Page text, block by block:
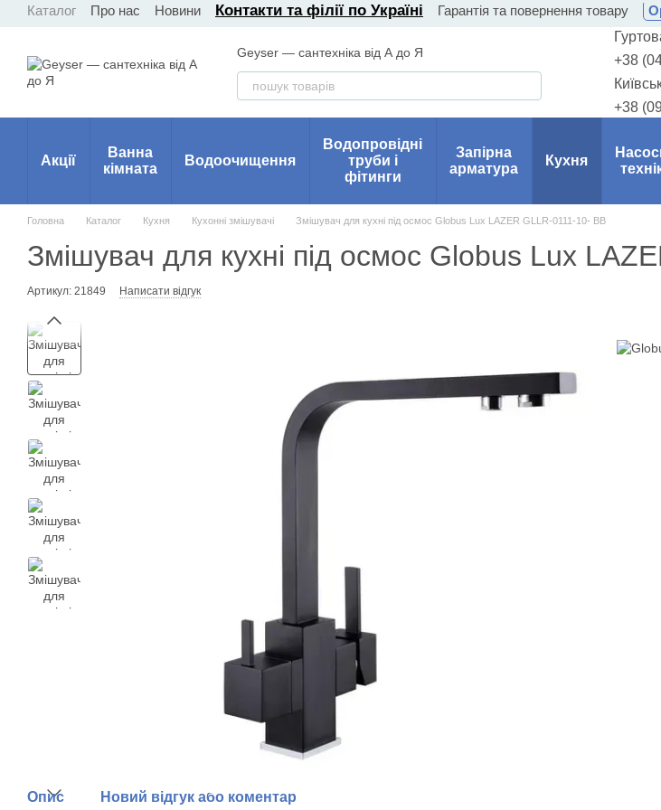
Перейти до основного контенту
Каталог Про нас Новини Контакти та філії по Україні Гарантія та повернення товару
Geyser — сантехніка від А до Я
+38
+38
Акції
Ванна
кімната
Водоочищення
Водопровідні
труби і
фітинги
Запірна
арматура
Кухня
Головна Каталог Кухня Кухонні змішувачі Змішувач для кухні під осмос Globus Lux LAZER GLLR-0111-10- BB
Змішувач для кухні під осмос Globus Lux
Артикул: 21849 Написати відгук
Опис Новий відгук або коментар